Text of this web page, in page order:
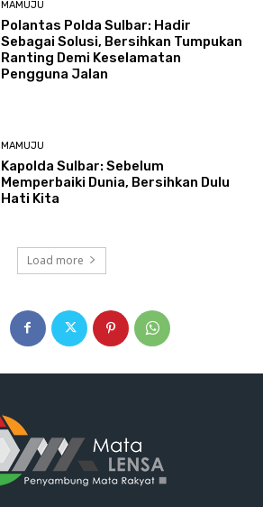
MAMUJU
Polantas Polda Sulbar: Hadir
Sebagai Solusi, Bersihkan Tumpukan
Ranting Demi Keselamatan
Pengguna Jalan
MAMUJU
Kapolda Sulbar: Sebelum
Memperbaiki Dunia, Bersihkan Dulu
Hati Kita
Load more